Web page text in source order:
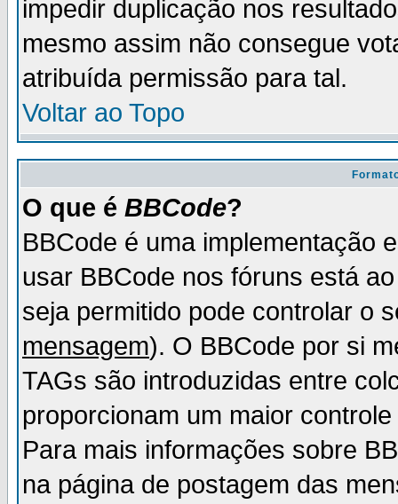
impedir duplicação nos
mesmo assim não consegue
atribuída permissão para tal.
Voltar ao Topo
O que é BBCode?
BBCode é uma implementação
usar BBCode nos fóruns está
seja permitido pode controlar o
mensagem). O BBCode por si
TAGs são introduzidas entre
proporcionam um maior
Para mais informações sobre
na página de postagem das